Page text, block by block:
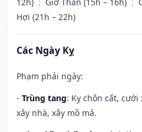
Hợi (21h – 22h)
Các Ngày Kỵ
Phạm phải ngày:
- Trùng tang: Kỵ chôn cất,
xây nhà, xây mồ mả.